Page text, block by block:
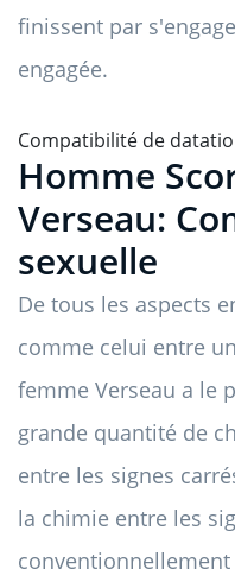
finissent par
engagée.
Compatibilité de
Homme
Verseau:
sexuelle
De tous les aspects
comme celui entre
femme Verseau a le
grande quantité de
entre les signes
la chimie entre les